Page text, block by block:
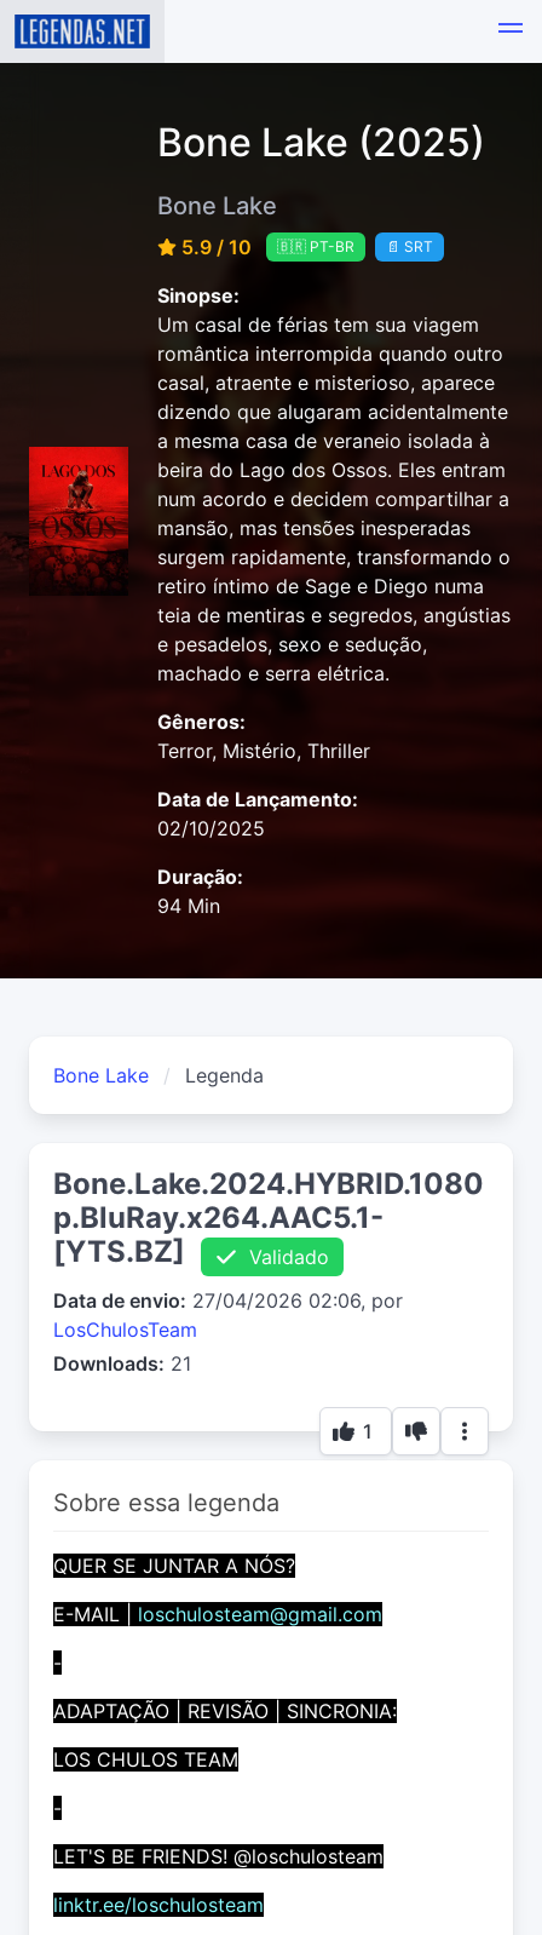
Bone Lake (2025)
Bone Lake
5.9 / 10 🇧🇷 PT-BR 📄 SRT
Sinopse:
Um casal de férias tem sua viagem
romântica interrompida quando outro
casal, atraente e misterioso, aparece
dizendo que alugaram acidentalmente
a mesma casa de veraneio isolada à
beira do Lago dos Ossos. Eles entram
num acordo e decidem compartilhar a
mansão, mas tensões inesperadas
surgem rapidamente, transformando o
retiro íntimo de Sage e Diego numa
teia de mentiras e segredos, angústias
e pesadelos, sexo e sedução,
machado e serra elétrica.
Gêneros:
Terror, Mistério, Thriller
Data de Lançamento:
02/10/2025
Duração:
94 Min
Bone Lake Legenda
Bone.Lake.2024.HYBRID.1080
p.BluRay.x264.AAC5.1-
[YTS.BZ]
Validado
Data de envio: 27/04/2026 02:06, por
LosChulosTeam
Downloads: 21
1
Sobre essa legenda
QUER SE JUNTAR A NÓS?
E-MAIL |
loschulosteam@gmail.com
-
ADAPTAÇÃO | REVISÃO | SINCRONIA:
LOS CHULOS TEAM
-
LET'S BE FRIENDS! @loschulosteam
linktr.ee/loschulosteam